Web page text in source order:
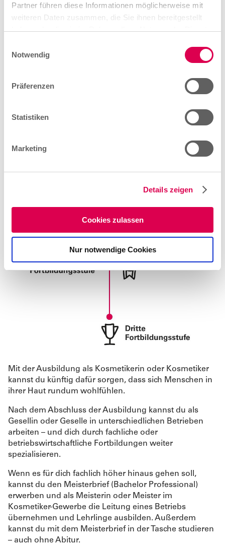
Partner führen diese Informationen möglicherweise mit
weiteren Daten zusammen, die Sie ihnen bereitgestellt
haben oder die sie im Rahmen Ihrer Nutzung der Dienste
Notwendig
Präferenzen
Statistiken
Marketing
Details zeigen
Cookies zulassen
Nur notwendige Cookies
Deine
Mit der Ausbildung als Kosmetikerin oder Kosmetiker
kannst du künftig dafür sorgen, dass sich Menschen in
ihrer Haut rundum wohlfühlen.
Nach dem Abschluss der Ausbildung kannst du als
Gesellin oder Geselle in unterschiedlichen Betrieben
arbeiten – und dich durch fachliche oder
betriebswirtschaftliche Fortbildungen weiter
spezialisieren.
Wenn es für dich fachlich höher hinaus gehen soll,
kannst du den Meisterbrief (Bachelor Professional)
erwerben und als Meisterin oder Meister im
Kosmetiker-Gewerbe die Leitung eines Betriebs
übernehmen und Lehrlinge ausbilden. Außerdem
kannst du mit dem Meisterbrief in der Tasche studieren
– auch ohne Abitur.